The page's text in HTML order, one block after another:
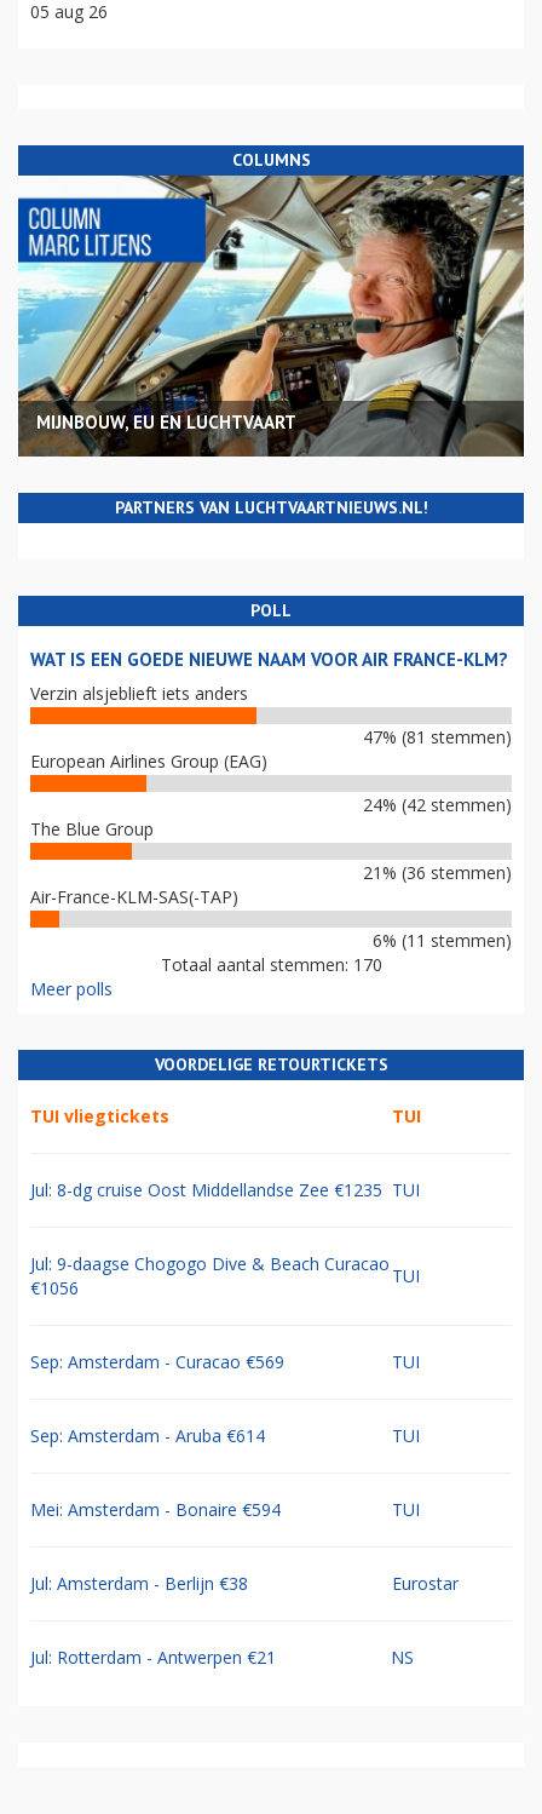
05 aug 26
COLUMNS
MIJNBOUW, EU EN LUCHTVAART
PARTNERS VAN LUCHTVAARTNIEUWS.NL!
POLL
WAT IS EEN GOEDE NIEUWE NAAM VOOR AIR FRANCE-KLM?
Verzin alsjeblieft iets anders
47% (81 stemmen)
European Airlines Group (EAG)
24% (42 stemmen)
The Blue Group
21% (36 stemmen)
Air-France-KLM-SAS(-TAP)
6% (11 stemmen)
Totaal aantal stemmen: 170
Meer polls
VOORDELIGE RETOURTICKETS
TUI vliegtickets TUI
Jul: 8-dg cruise Oost Middellandse Zee €1235 TUI
Jul: 9-daagse Chogogo Dive & Beach Curacao
€1056
TUI
Sep: Amsterdam - Curacao €569 TUI
Sep: Amsterdam - Aruba €614 TUI
Mei: Amsterdam - Bonaire €594 TUI
Jul: Amsterdam - Berlijn €38 Eurostar
Jul: Rotterdam - Antwerpen €21 NS